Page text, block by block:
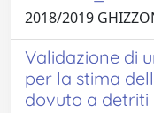
2018/2019
Validazione di
per la stima
dovuto a detriti